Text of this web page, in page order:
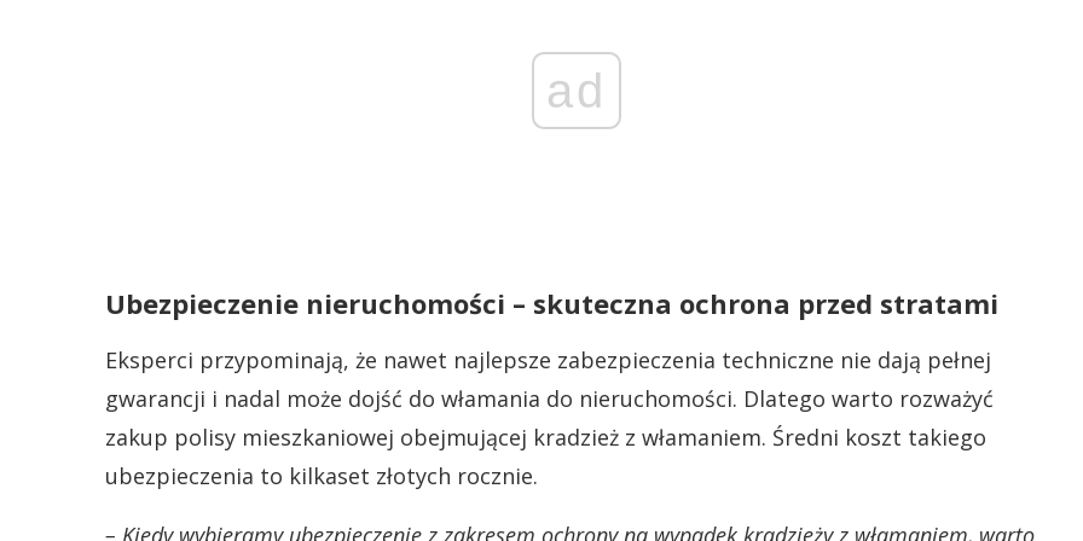
ad
Ubezpieczenie nieruchomości – skuteczna ochrona przed stratami
Eksperci przypominają, że nawet najlepsze zabezpieczenia techniczne nie dają pełnej
gwarancji i nadal może dojść do włamania do nieruchomości. Dlatego warto rozważyć
zakup polisy mieszkaniowej obejmującej kradzież z włamaniem. Średni koszt takiego
ubezpieczenia to kilkaset złotych rocznie.
– Kiedy wybieramy ubezpieczenie z zakresem ochrony na wypadek kradzieży z włamaniem, warto